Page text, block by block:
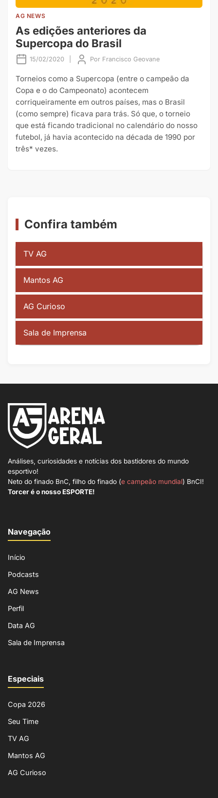
AG NEWS
As edições anteriores da
Supercopa do Brasil
15/02/2020 Por Francisco Geovane
Torneios como a Supercopa (entre o campeão da
Copa e o do Campeonato) acontecem
corriqueiramente em outros países, mas o Brasil
(como sempre) ficava para trás. Só que, o torneio
que está ficando tradicional no calendário do nosso
futebol, já havia acontecido na década de 1990 por
três* vezes.
Confira também
TV AG
Mantos AG
AG Curioso
Sala de Imprensa
Análises, curiosidades e notícias dos bastidores do mundo
esportivo!
Neto do finado BnC, filho do finado (e campeão mundial) BnCI!
Torcer é o nosso ESPORTE!
Navegação
Início
Podcasts
AG News
Perfil
Data AG
Sala de Imprensa
Especiais
Copa 2026
Seu Time
TV AG
Mantos AG
AG Curioso